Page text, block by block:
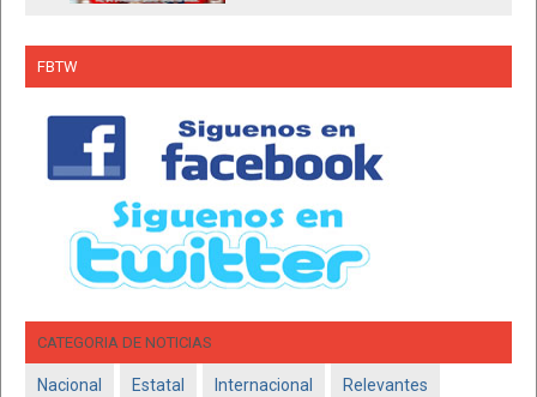
FBTW
CATEGORIA DE NOTICIAS
Nacional Estatal Internacional Relevantes